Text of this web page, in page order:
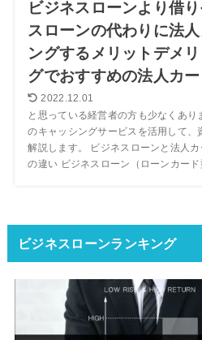
ビジネスローンより借
スローンの代わりに法
ングするメリットデメ
グでおすすめの法人カ
2022.12.01
と思っている経営者の方も少なくあり
のキャッシングサービスを活用して、
解説します。 ビジネスローンと法人
の違い ビジネスローン（ローンカード
ビジネスローンランキング